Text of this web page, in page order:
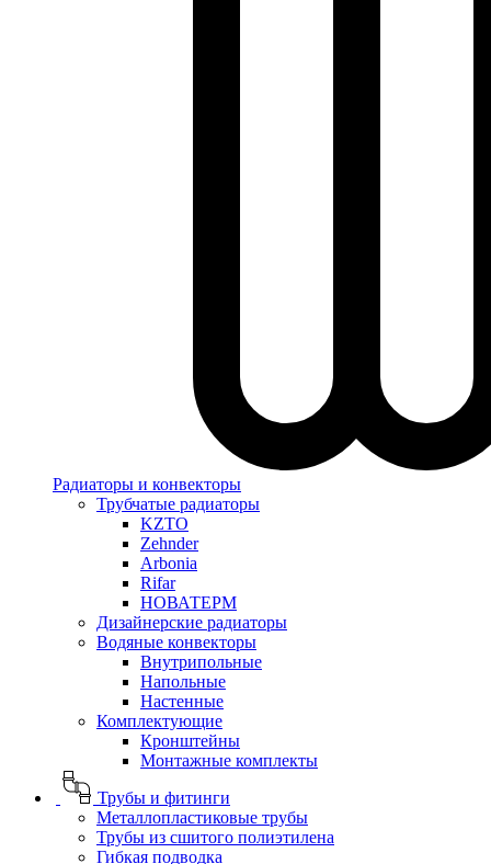
Радиаторы и конвекторы
Трубчатые радиаторы
KZTO
Zehnder
Arbonia
Rifar
НОВАТЕРМ
Дизайнерские радиаторы
Водяные конвекторы
Внутрипольные
Напольные
Настенные
Комплектующие
Кронштейны
Монтажные комплекты
Трубы и фитинги
Металлопластиковые трубы
Трубы из сшитого полиэтилена
Гибкая подводка